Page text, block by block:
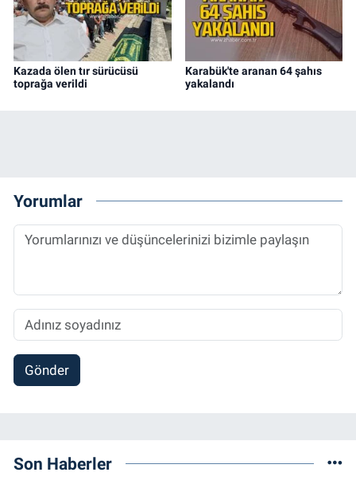
Kazada ölen tır sürücüsü
toprağa verildi
Karabük'te aranan 64 şahıs
yakalandı
Yorumlar
Gönder
Son Haberler